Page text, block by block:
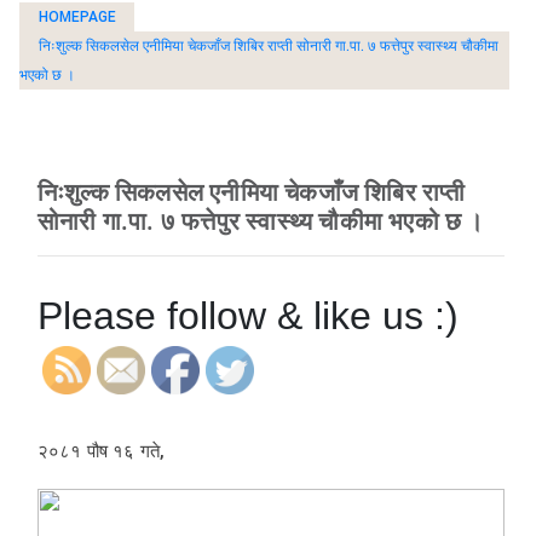
HOMEPAGE
निःशुल्क सिकलसेल एनीमिया चेकजाँज शिबिर राप्ती सोनारी गा.पा. ७ फत्तेपुर स्वास्थ्य चौकीमा
भएको छ ।
निःशुल्क सिकलसेल एनीमिया चेकजाँज शिबिर राप्ती
सोनारी गा.पा. ७ फत्तेपुर स्वास्थ्य चौकीमा भएको छ ।
Please follow & like us :)
२०८१ पौष १६ गते,